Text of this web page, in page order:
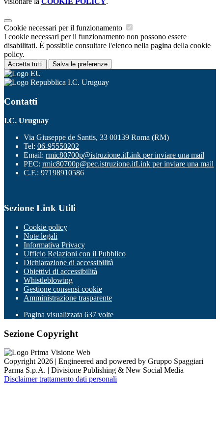
Cookie necessari per il funzionamento
I cookie necessari per il funzionamento non possono essere
disabilitati. È possibile consultare l'elenco nella pagina della cookie
policy.
Accetta tutti Salva le preferenze
I.C. Uruguay
Contatti
I.C. Uruguay
Via Giuseppe de Santis, 33 00139 Roma (RM)
Tel: 06-95550202
Email: rmic80700p@istruzione.itLink per inviare una mail
PEC: rmic80700p@pec.istruzione.itLink per inviare una mail
C.F.: 97198910586
Sezione Link Utili
Cookie policy
Note legali
Informativa Privacy
Ufficio Relazioni con il Pubblico
Dichiarazione di accessibilità
Obiettivi di accessibilità
Whistleblowing
Gestione consensi cookie
Amministrazione trasparente
Pagina visualizzata 637 volte
Sezione Copyright
Copyright 2026 | Engineered and powered by Gruppo Spaggiari
Parma S.p.A. | Divisione Publishing & New Social Media
Disclaimer trattamento dati personali